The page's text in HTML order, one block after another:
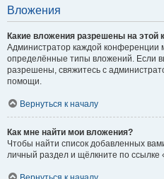
Вложения
Какие вложения разрешены на этой
Администратор каждой конференции
определённые типы вложений. Если
разрешены, свяжитесь с
помощи.
Вернуться к началу
Как мне найти мои вложения?
Чтобы найти список добавленных
личный раздел и щёлкните по ссылке